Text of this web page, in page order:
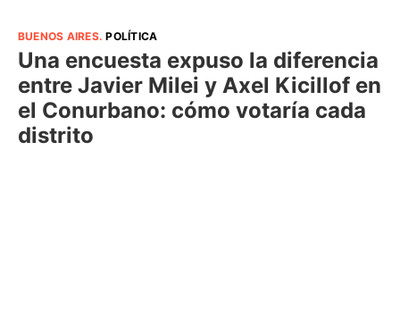
BUENOS AIRES.POLÍTICA
Una encuesta expuso la diferencia
entre Javier Milei y Axel Kicillof en
el Conurbano: cómo votaría cada
distrito